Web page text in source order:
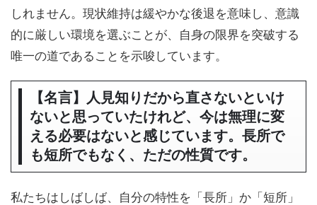
しれません。現状維持は緩やかな後退を意味し、意識
的に厳しい環境を選ぶことが、自身の限界を突破する
唯一の道であることを示唆しています。
【名言】人見知りだから直さないといけ
ないと思っていたけれど、今は無理に変
える必要はないと感じています。長所で
も短所でもなく、ただの性質です。
私たちはしばしば、自分の特性を「長所」か「短所」